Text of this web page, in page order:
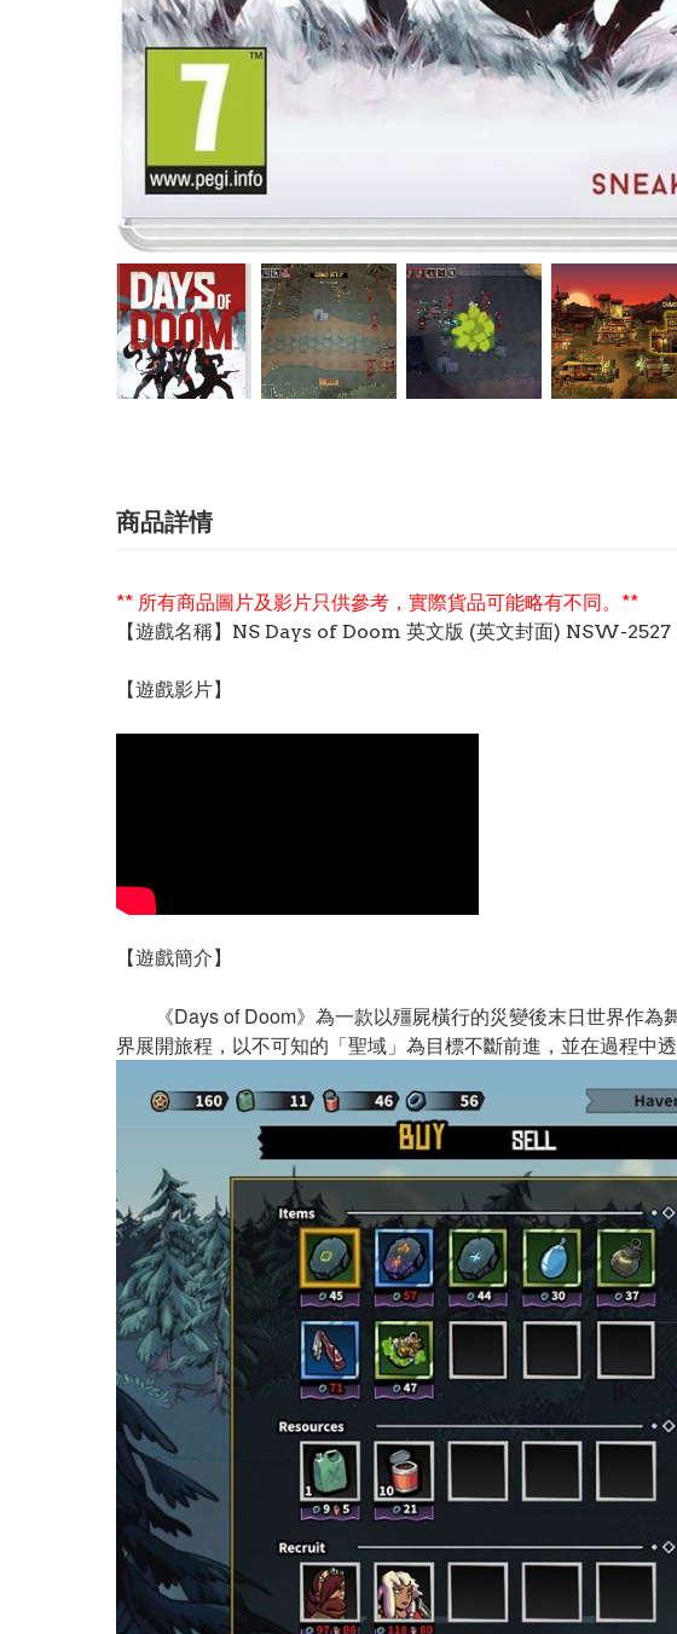
商品詳情
** 所有商品圖片及影片只供參考，實際貨品可能略有不同。**
【遊戲名稱】NS Days of Doom 英文版 (英文封面) NSW-2527
【遊戲影片】
【遊戲簡介】
《Days of Doom》為一款以殭屍橫行的災變後末日世界作為
界展開旅程，以不可知的「聖域」為目標不斷前進，並在過程中